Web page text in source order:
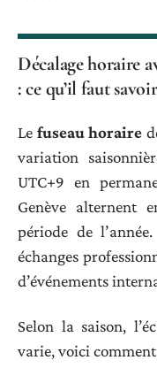
Décalage horaire
: ce qu’il faut savoir
Le fuseau horaire
variation
UTC+9 en
Genève alternent
période de
échanges
d’événements
Selon la saison,
varie, voici